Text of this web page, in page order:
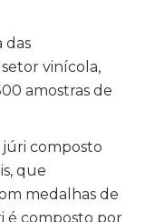
das
vinícola,
amostras de
júri composto
que
medalhas de
é composto por